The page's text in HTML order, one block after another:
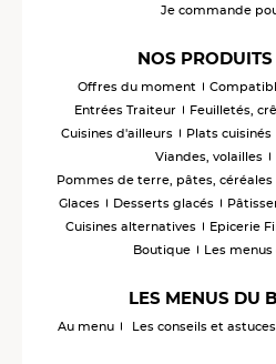
Je commande
NOS
Offres du moment
Entrées Traiteur
Feuilletés,
Cuisines d'ailleurs
Plats cuisinés
Viandes, volailles
Pommes de terre, pâtes, céréales
Glaces
Desserts glacés
Cuisines alternatives
Epicerie
Boutique
Les
LES MENUS DU
Au menu Les conseils et